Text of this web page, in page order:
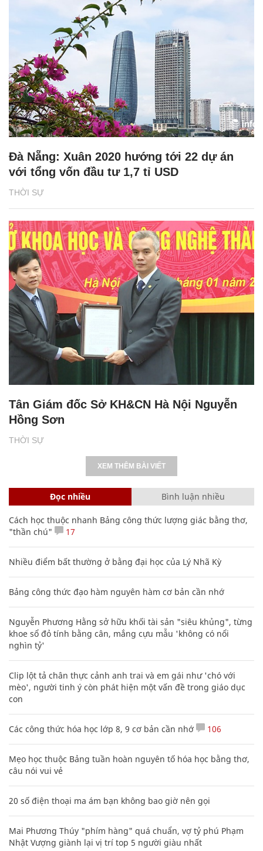
THỜI SỰ
Đà Nẵng: Xuân 2020 hướng tới 22 dự án
với tổng vốn đầu tư 1,7 tỉ USD
THỜI SỰ
Tân Giám đốc Sở KH&CN Hà Nội Nguyễn
Hồng Sơn
XEM THÊM BÀI VIẾT
Đọc nhiều Bình luận nhiều
Cách học thuộc nhanh Bảng công thức lượng giác bằng thơ,
"thần chú"
17
Nhiều điểm bất thường ở bằng đại học của Lý Nhã Kỳ
Bảng công thức đạo hàm nguyên hàm cơ bản cần nhớ
Nguyễn Phương Hằng sở hữu khối tài sản "siêu khủng", từng
khoe sổ đỏ tính bằng cân, mắng cựu mẫu 'không có nổi
nghìn tỷ'
Clip lột tả chân thực cảnh anh trai và em gái như 'chó với
mèo', người tinh ý còn phát hiện một vấn đề trong giáo dục
con
Các công thức hóa học lớp 8, 9 cơ bản cần nhớ 106
Mẹo học thuộc Bảng tuần hoàn nguyên tố hóa học bằng thơ,
câu nói vui vẻ
20 số điện thoại ma ám bạn không bao giờ nên gọi
Mai Phương Thúy "phím hàng" quá chuẩn, vợ tỷ phú Phạm
Nhật Vượng giành lại vị trí top 5 người giàu nhất